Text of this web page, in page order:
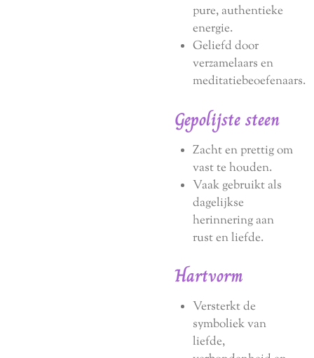
pure, authentieke
energie.
Geliefd door
verzamelaars en
meditatiebeoefenaars.
Gepolijste steen
Zacht en prettig om
vast te houden.
Vaak gebruikt als
dagelijkse
herinnering aan
rust en liefde.
Hartvorm
Versterkt de
symboliek van
liefde,